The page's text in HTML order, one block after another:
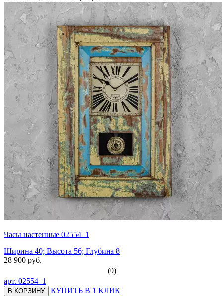
Часы настенные 02554_1
Ширина 40; Высота 56; Глубина 8
28 900 руб.
(0)
арт. 02554_1
В КОРЗИНУ КУПИТЬ В 1 КЛИК